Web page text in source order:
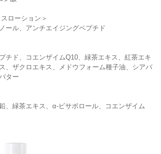
ローション＞
ール、アンチエイジングペプチド
チド、コエンザイムQ10、緑茶エキス、紅茶エキ
、ザクロエキス、メドウフォーム種子油、シアバ
ター
、緑茶エキス、α-ビサボロール、コエンザイム